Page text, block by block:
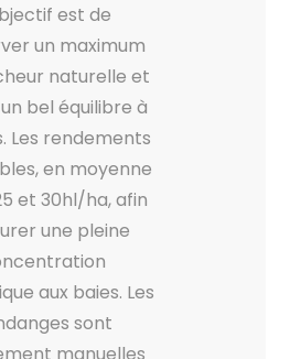
est de
un maximum
naturelle et
bel équilibre à
Les rendements
en moyenne
et 30hl/ha, afin
une pleine
aux baies. Les
sont
manuelles